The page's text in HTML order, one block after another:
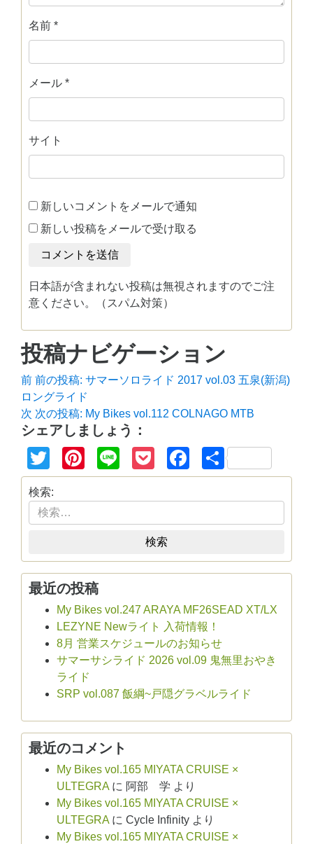
名前 *
メール *
サイト
新しいコメントをメールで通知
新しい投稿をメールで受け取る
日本語が含まれない投稿は無視されますのでご注
意ください。（スパム対策）
投稿ナビゲーション
前 前の投稿: サマーソロライド 2017 vol.03 五泉(新潟)
ロングライド
次 次の投稿: My Bikes vol.112 COLNAGO MTB
シェアしましょう：
TwitterPinterest
Line PocketFacebook
共
有
検索:
検索
最近の投稿
My Bikes vol.247 ARAYA MF26SEAD XT/LX
LEZYNE Newライト 入荷情報！
8月 営業スケジュールのお知らせ
サマーサシライド 2026 vol.09 鬼無里おやき
ライド
SRP vol.087 飯綱~戸隠グラベルライド
最近のコメント
My Bikes vol.165 MIYATA CRUISE ×
ULTEGRA に 阿部 学 より
My Bikes vol.165 MIYATA CRUISE ×
ULTEGRA に Cycle Infinity より
My Bikes vol.165 MIYATA CRUISE ×